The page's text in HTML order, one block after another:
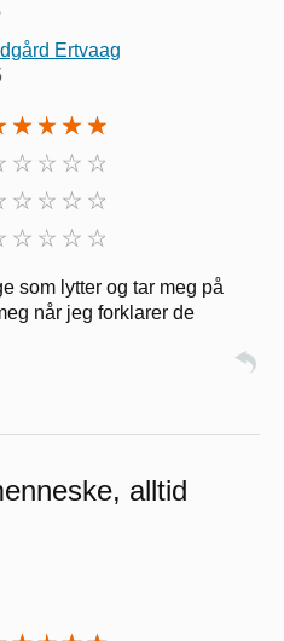
Ertvaag
som lytter og tar meg på
når jeg forklarer de
alltid